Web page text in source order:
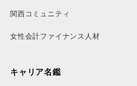
関西コミュニティ
女性会計ファイナンス人材
キャリア名鑑